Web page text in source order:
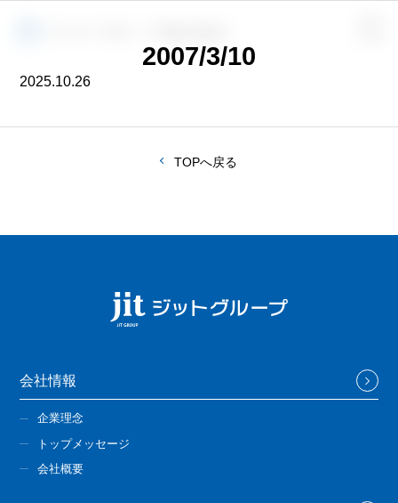
2007/3/10
2025.10.26
TOPへ戻る
会社情報
企業理念
トップメッセージ
会社概要